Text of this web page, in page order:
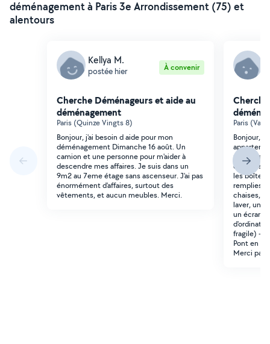
déménagement à Paris 3e Arrondissement (75) et
alentours
Kellya M.
postée hier À convenir
Cherche Déménageurs et aide au
déménagement
Paris (Quinze Vingts 8)
Bonjour, j'ai besoin d aide pour mon
déménagement Dimanche 16 août. Un
camion et une personne pour m'aider à
descendre mes affaires. Je suis dans un
9m2 au 7eme étage sans ascenseur. J'ai pas
énormément d'affaires, surtout des
vêtements, et aucun meubles. Merci.
Paris (Val
Bonjour,
meubles,
d'affaires
les boîtes
remplies
chaises,
laver, une
un écran
fragile) ->
Pont en
Merci par